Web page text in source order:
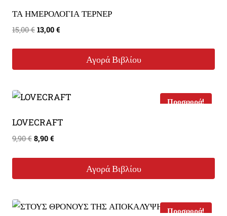
ΤΑ ΗΜΕΡΟΛΟΓΙΑ ΤΕΡΝΕΡ
15,00€ Original
13,00 €
Αγορά Βιβλίου
Προσφορά!
LOVECRAFT
9,90€ Original
8,90 €
Αγορά Βιβλίου
Προσφορά!